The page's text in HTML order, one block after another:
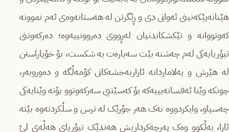
هێنانەپێکەنینی ئەوانی دی و ڕێگرتن لە هەستانەوەی ئەم نموونە
کەوتووانە و تێکشکاندنیان لەڕووی دەروونییەوە؛ دەرکەوتنی
تیۆریایەکی لەم چەشنە بێت سەبارەت بە شکست، بۆ خۆپاراستن
لە هێرش و پەلاماردانە ئازاربەخشەکانی کۆمەڵگە و دەوروبەر،
چونکە وێنا ئەفسانەیییەکە بۆ کەسێتیی سەرکەوتوو بۆتە وێنایەکی
چەسپاو، وایکردووە نەک هەر جۆرێک لە ترس و سڵکردنەوە بێتە
ئارا، بەڵکوو وەک پەرچەکرداریش هەندێک تیۆریای هەڵەی لێ